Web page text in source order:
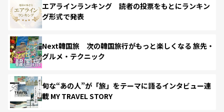
エアラインランキング 読者の投票をもとにランキン
グ形式で発表
Next韓国旅 次の韓国旅行がもっと楽しくなる 旅先・
グルメ・テクニック
旬な“あの人”が「旅」をテーマに語るインタビュー連
載 MY TRAVEL STORY